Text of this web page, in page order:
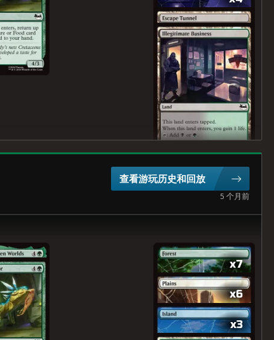
查看游玩历史和回放
5 个月前
x7
x6
x3